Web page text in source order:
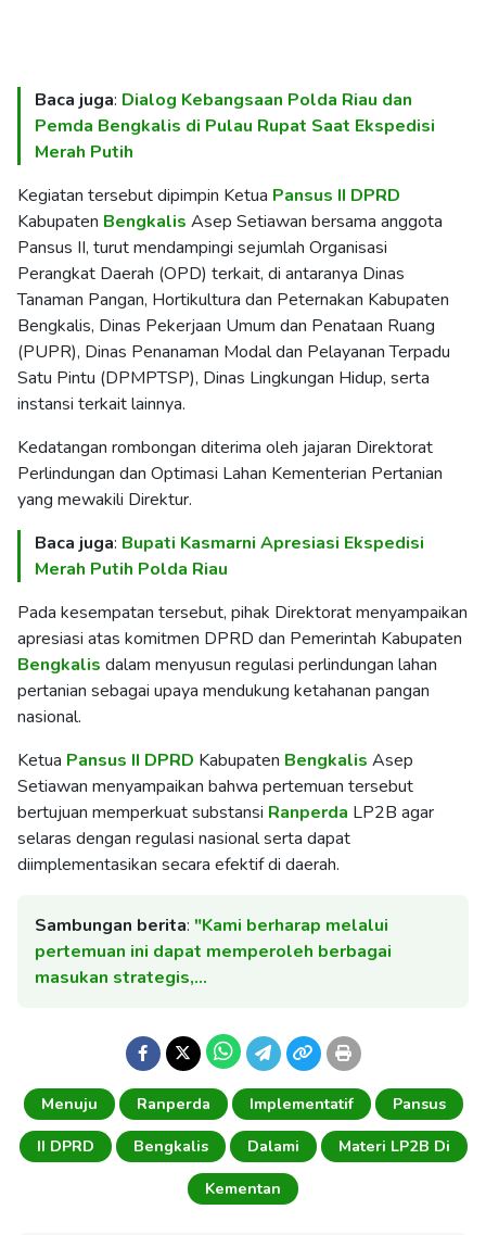
Baca juga: Dialog Kebangsaan Polda Riau dan
Pemda Bengkalis di Pulau Rupat Saat Ekspedisi
Merah Putih
Kegiatan tersebut dipimpin Ketua Pansus II DPRD
Kabupaten Bengkalis Asep Setiawan bersama anggota
Pansus II, turut mendampingi sejumlah Organisasi
Perangkat Daerah (OPD) terkait, di antaranya Dinas
Tanaman Pangan, Hortikultura dan Peternakan Kabupaten
Bengkalis, Dinas Pekerjaan Umum dan Penataan Ruang
(PUPR), Dinas Penanaman Modal dan Pelayanan Terpadu
Satu Pintu (DPMPTSP), Dinas Lingkungan Hidup, serta
instansi terkait lainnya.
Kedatangan rombongan diterima oleh jajaran Direktorat
Perlindungan dan Optimasi Lahan Kementerian Pertanian
yang mewakili Direktur.
Baca juga: Bupati Kasmarni Apresiasi Ekspedisi
Merah Putih Polda Riau
Pada kesempatan tersebut, pihak Direktorat menyampaikan
apresiasi atas komitmen DPRD dan Pemerintah Kabupaten
Bengkalis dalam menyusun regulasi perlindungan lahan
pertanian sebagai upaya mendukung ketahanan pangan
nasional.
Ketua Pansus II DPRD Kabupaten Bengkalis Asep
Setiawan menyampaikan bahwa pertemuan tersebut
bertujuan memperkuat substansi Ranperda LP2B agar
selaras dengan regulasi nasional serta dapat
diimplementasikan secara efektif di daerah.
Sambungan berita: "Kami berharap melalui
pertemuan ini dapat memperoleh berbagai
masukan strategis,…
Menuju Ranperda Implementatif
Pansus
II DPRD
Bengkalis Dalami
Materi LP2B Di
Kementan